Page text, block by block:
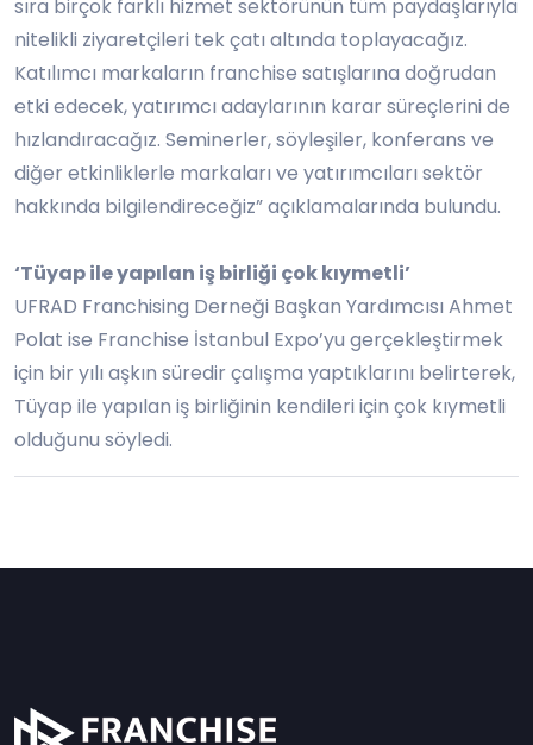
sıra birçok farklı hizmet sektörünün tüm paydaşlarıyla
nitelikli ziyaretçileri tek çatı altında toplayacağız.
Katılımcı markaların franchise satışlarına doğrudan
etki edecek, yatırımcı adaylarının karar süreçlerini de
hızlandıracağız. Seminerler, söyleşiler, konferans ve
diğer etkinliklerle markaları ve yatırımcıları sektör
hakkında bilgilendireceğiz” açıklamalarında bulundu.
‘Tüyap ile yapılan iş birliği çok kıymetli’
UFRAD Franchising Derneği Başkan Yardımcısı Ahmet
Polat ise Franchise İstanbul Expo’yu gerçekleştirmek
için bir yılı aşkın süredir çalışma yaptıklarını belirterek,
Tüyap ile yapılan iş birliğinin kendileri için çok kıymetli
olduğunu söyledi.